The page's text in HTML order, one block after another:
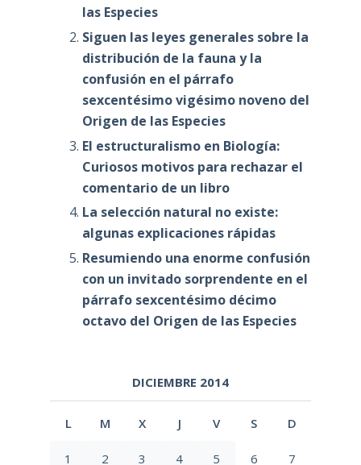
las Especies
Siguen las leyes generales sobre la
distribución de la fauna y la
confusión en el párrafo
sexcentésimo vigésimo noveno del
Origen de las Especies
El estructuralismo en Biología:
Curiosos motivos para rechazar el
comentario de un libro
La selección natural no existe:
algunas explicaciones rápidas
Resumiendo una enorme confusión
con un invitado sorprendente en el
párrafo sexcentésimo décimo
octavo del Origen de las Especies
DICIEMBRE 2014
L M X J V S D
1 2 3 4 5 6 7